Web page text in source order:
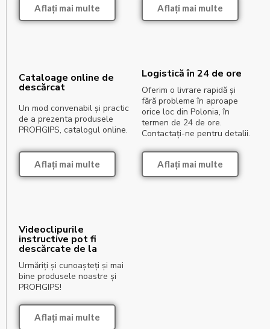
Aflați mai multe Aflați mai multe
Cataloage online de
descărcat
Un mod convenabil și practic
de a prezenta produsele
PROFIGIPS, catalogul online.
Aflați mai multe
Logistică în 24 de ore
Oferim o livrare rapidă și
fără probleme în aproape
orice loc din Polonia, în
termen de 24 de ore.
Contactați-ne pentru detalii.
Aflați mai multe
Videoclipurile
instructive pot fi
descărcate de la
Urmăriți și cunoașteți și mai
bine produsele noastre și
PROFIGIPS!
Aflați mai multe